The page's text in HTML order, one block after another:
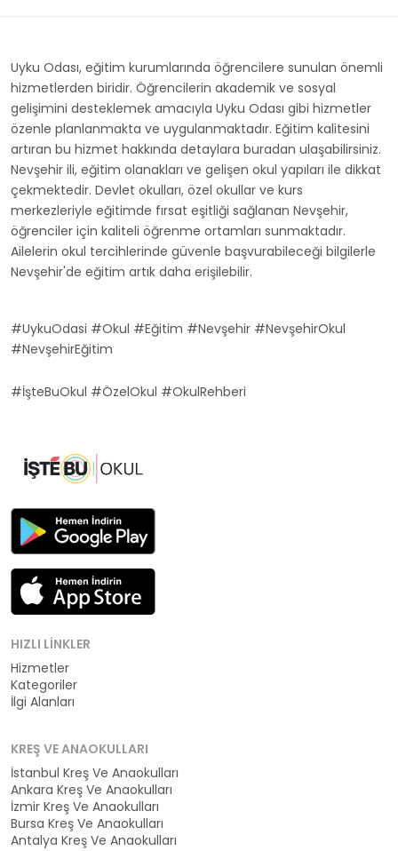
Uyku Odası, eğitim kurumlarında öğrencilere sunulan önemli
hizmetlerden biridir. Öğrencilerin akademik ve sosyal
gelişimini desteklemek amacıyla Uyku Odası gibi hizmetler
özenle planlanmakta ve uygulanmaktadır. Eğitim kalitesini
artıran bu hizmet hakkında detaylara buradan ulaşabilirsiniz.
Nevşehir ili, eğitim olanakları ve gelişen okul yapıları ile dikkat
çekmektedir. Devlet okulları, özel okullar ve kurs
merkezleriyle eğitimde fırsat eşitliği sağlanan Nevşehir,
öğrenciler için kaliteli öğrenme ortamları sunmaktadır.
Ailelerin okul tercihlerinde güvenle başvurabileceği bilgilerle
Nevşehir'de eğitim artık daha erişilebilir.
#UykuOdasi #Okul #Eğitim #Nevşehir #NevşehirOkul
#NevşehirEğitim
#İşteBuOkul #ÖzelOkul #OkulRehberi
HIZLI LINKLER
Hizmetler
Kategoriler
İlgi Alanları
KREŞ VE ANAOKULLARI
İstanbul Kreş Ve Anaokulları
Ankara Kreş Ve Anaokulları
İzmir Kreş Ve Anaokulları
Bursa Kreş Ve Anaokulları
Antalya Kreş Ve Anaokulları